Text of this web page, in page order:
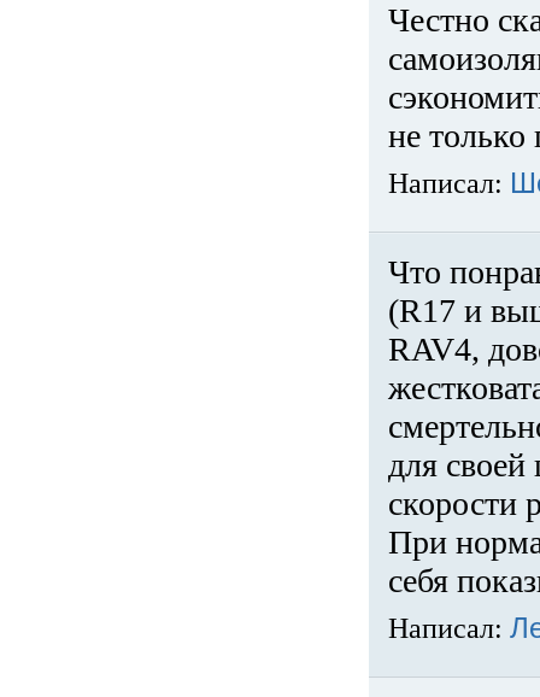
Честно
не только
Написал:
Что
(R17 и
RAV4,
для
скорости
При
себя
Написал: